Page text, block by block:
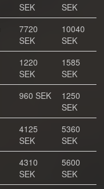
SEK
SEK
7720
SEK
10040
SEK
1220
SEK
1585
SEK
960 SEK
1250
SEK
4125
SEK
5360
SEK
4310
SEK
5600
SEK